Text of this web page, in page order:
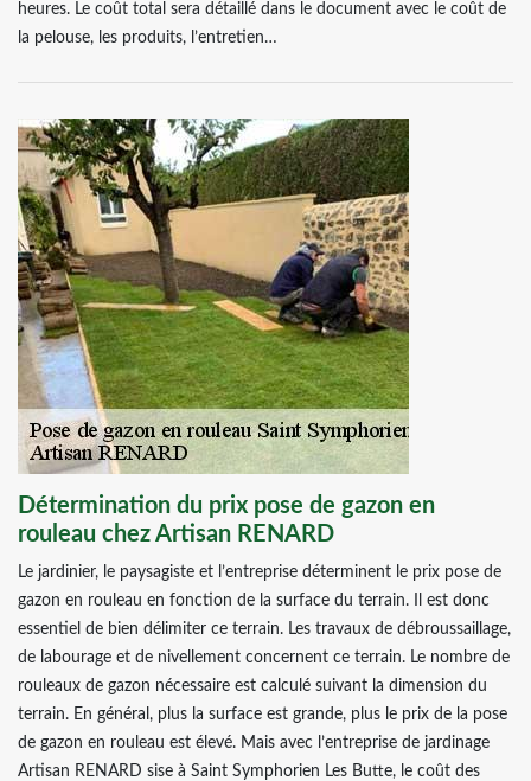
heures. Le coût total sera détaillé dans le document avec le coût de
la pelouse, les produits, l’entretien…
Détermination du prix pose de gazon en
rouleau chez Artisan RENARD
Le jardinier, le paysagiste et l’entreprise déterminent le prix pose de
gazon en rouleau en fonction de la surface du terrain. Il est donc
essentiel de bien délimiter ce terrain. Les travaux de débroussaillage,
de labourage et de nivellement concernent ce terrain. Le nombre de
rouleaux de gazon nécessaire est calculé suivant la dimension du
terrain. En général, plus la surface est grande, plus le prix de la pose
de gazon en rouleau est élevé. Mais avec l’entreprise de jardinage
Artisan RENARD sise à Saint Symphorien Les Butte, le coût des